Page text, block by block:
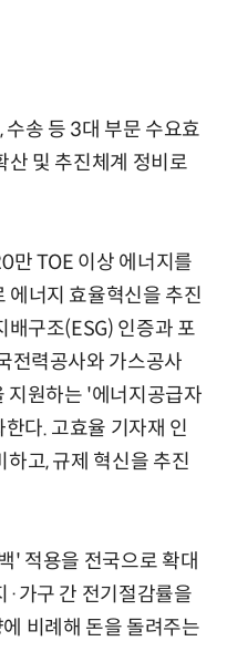
송 등 3대 부문 수요효
및 추진체계 정비로
만 TOE 이상 에너지를
너지 효율혁신을 추진
배구조(ESG) 인증과 포
전력공사와 가스공사
지원하는 '에너지공급자
다. 고효율 기자재 인
고, 규제 혁신을 추진
' 적용을 전국으로 확대
·가구 간 전기절감률을
비례해 돈을 돌려주는